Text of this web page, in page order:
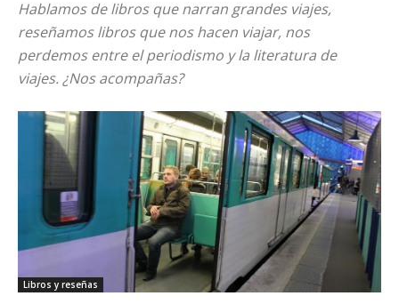
Hablamos de libros que narran grandes viajes,
reseñamos libros que nos hacen viajar, nos
perdemos entre el periodismo y la literatura de
viajes. ¿Nos acompañas?
Libros y reseñas